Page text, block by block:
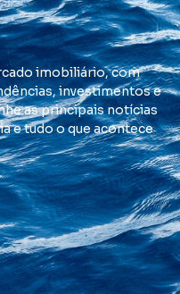
imobiliário, com
investimentos e
as principais notícias
e tudo o que acontece